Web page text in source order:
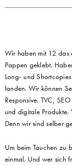
Wir haben mit 12 das
Pappen geklebt.
Long- und
landen. Wir können
Responsive. TVC,
und digitale
Denn wir sind selber
Um beim Tauchen zu
einmal. Und wer sich